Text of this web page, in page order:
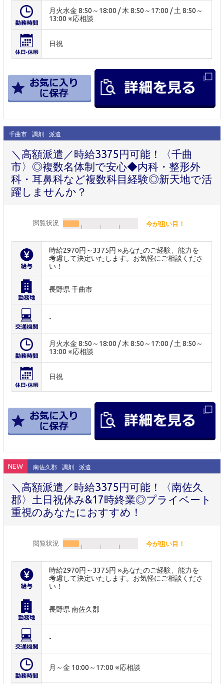
月火水金 8:50～18:00 / 木 8:50～17:00 / 土 8:50～
13:00 ※応相談
日祝
千曲市 調剤 派遣
＼高額派遣／時給3375円可能！〈千曲
市〉◎複数名体制で安心◆内科・整形外
科・耳鼻科など複数科目経験◎新天地で活
躍しませんか？
閲覧状況 今が狙い目！
時給2970円～3375円 ※あなたのご経験、能力を
考慮して決定いたします。お気軽にご相談くださ
い！
長野県 千曲市
-
月火水金 8:50～18:00 / 木 8:50～17:00 / 土 8:50～
13:00 ※応相談
日祝
NEW 南佐久郡 調剤 派遣
＼高額派遣／時給3375円可能！〈南佐久
郡〉土日祝休み&17時終業◎プライベート
重視のあなたにおすすめ！
閲覧状況 今が狙い目！
時給2970円～3375円 ※あなたのご経験、能力を
考慮して決定いたします。お気軽にご相談くださ
い！
長野県 南佐久郡
-
月～金 10:00～17:00 ※応相談